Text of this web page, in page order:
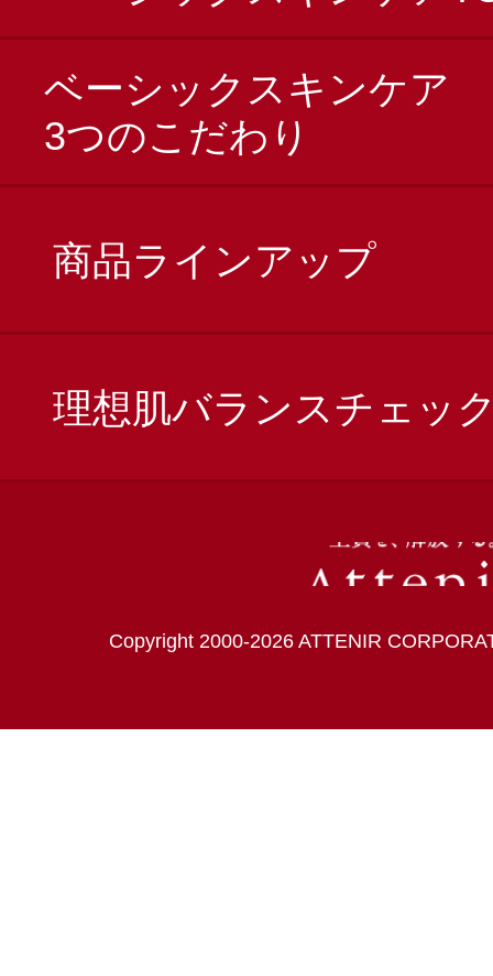
ベーシックスキンケア
3つのこだわり
商品ラインアップ
理想肌バランスチェッ
Copyright 2000-2026ATTENIR